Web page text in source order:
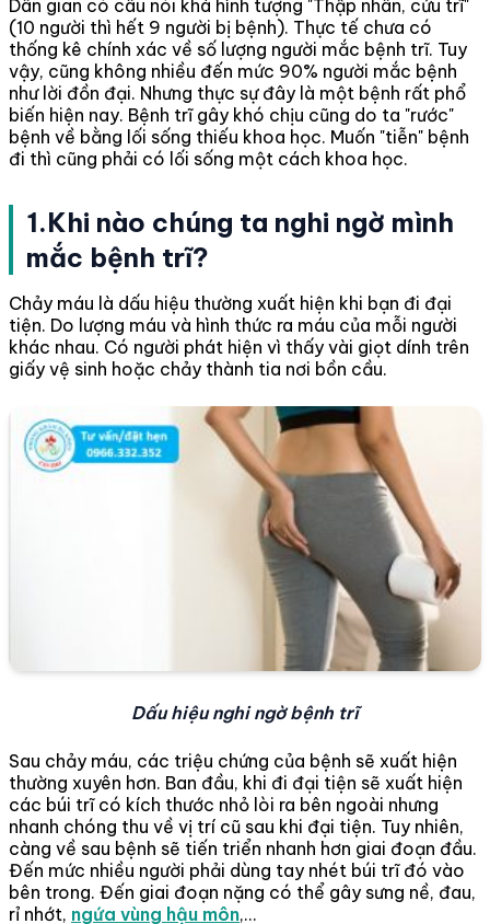
Dân gian có câu nói khá hình tượng "Thập nhân, cửu trĩ"
(10 người thì hết 9 người bị bệnh). Thực tế chưa có
thống kê chính xác về số lượng người mắc bệnh trĩ. Tuy
vậy, cũng không nhiều đến mức 90% người mắc bệnh
như lời đồn đại. Nhưng thực sự đây là một bệnh rất phổ
biến hiện nay. Bệnh trĩ gây khó chịu cũng do ta "rước"
bệnh về bằng lối sống thiếu khoa học. Muốn "tiễn" bệnh
đi thì cũng phải có lối sống một cách khoa học.
1.Khi nào chúng ta nghi ngờ mình
mắc bệnh trĩ?
Chảy máu là dấu hiệu thường xuất hiện khi bạn đi đại
tiện. Do lượng máu và hình thức ra máu của mỗi người
khác nhau. Có người phát hiện vì thấy vài giọt dính trên
giấy vệ sinh hoặc chảy thành tia nơi bồn cầu.
Dấu hiệu nghi ngờ bệnh trĩ
Sau chảy máu, các triệu chứng của bệnh sẽ xuất hiện
thường xuyên hơn. Ban đầu, khi đi đại tiện sẽ xuất hiện
các búi trĩ có kích thước nhỏ lòi ra bên ngoài nhưng
nhanh chóng thu về vị trí cũ sau khi đại tiện. Tuy nhiên,
càng về sau bệnh sẽ tiến triển nhanh hơn giai đoạn đầu.
Đến mức nhiều người phải dùng tay nhét búi trĩ đó vào
bên trong. Đến giai đoạn nặng có thể gây sưng nề, đau,
rỉ nhớt, ngứa vùng hậu môn,...